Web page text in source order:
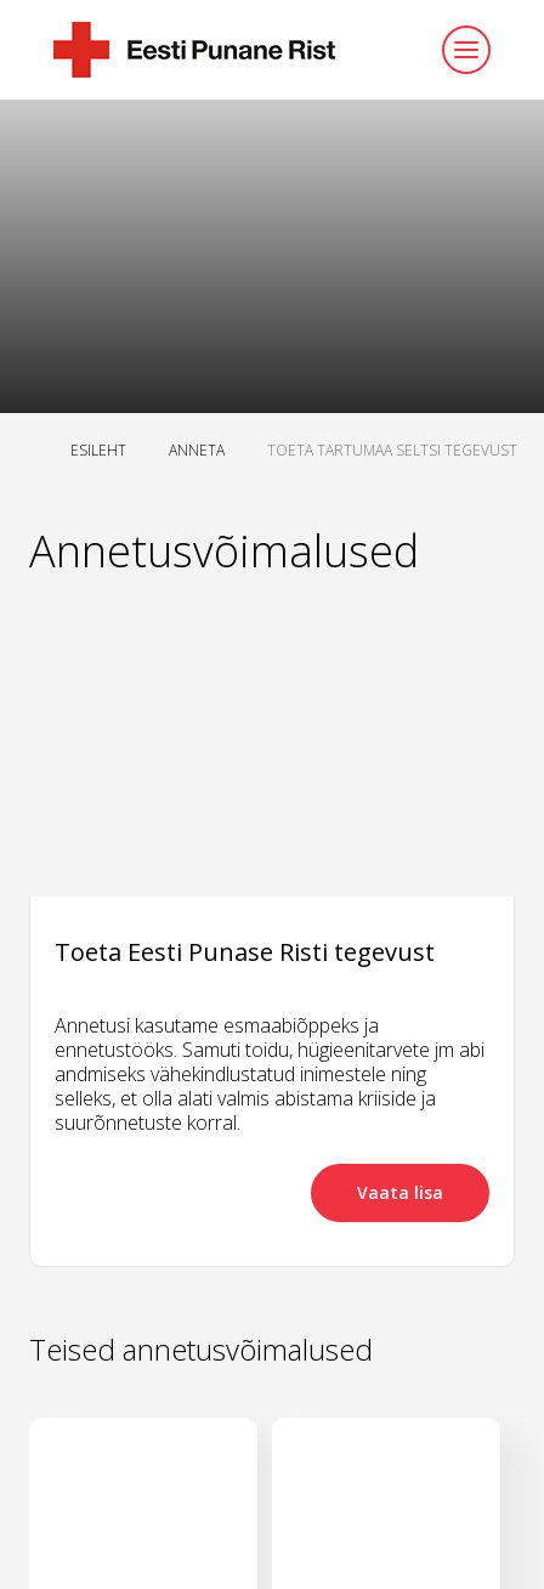
ESILEHT ANNETA TOETA TARTUMAA SELTSI TEGEVUST
Annetusvõimalused
Toeta Eesti Punase Risti tegevust
Annetusi kasutame esmaabiõppeks ja
ennetustööks. Samuti toidu, hügieenitarvete jm abi
andmiseks vähekindlustatud inimestele ning
selleks, et olla alati valmis abistama kriiside ja
suurõnnetuste korral.
Vaata lisa
Teised annetusvõimalused